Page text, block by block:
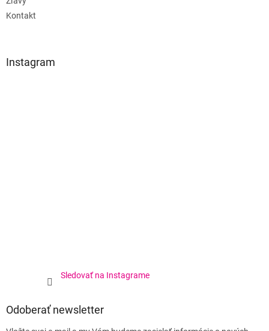
Kontakt
Instagram
Sledovať na Instagrame
Odoberať newsletter